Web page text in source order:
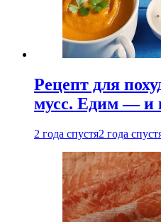
Рецепт для
мусс. Едим — и
2 года спустя2 года